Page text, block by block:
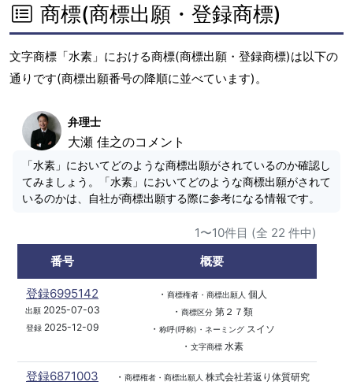
商標(商標出願・登録商標)
文字商標「水素」における商標(商標出願・登録商標)は以下の
通りです(商標出願番号の降順に並べています)。
弁理士
大瀬 佳之のコメント
「水素」においてどのような商標出願がされているのか確認し
てみましょう。「水素」においてどのような商標出願がされて
いるのかは、自社が商標出願する際に参考になる情報です。
1〜10件目 (全 22 件中)
番号
概要
登録6995142
出願2025-07-03
登録2025-12-09
・ 商標権者・商標出願人 個人
・ 商標区分第２７類
・ 称呼(呼称)・ネーミングスイソ
・ 文字商標水素
登録6871003 ・ 商標権者・商標出願人 株式会社若返り体質研究